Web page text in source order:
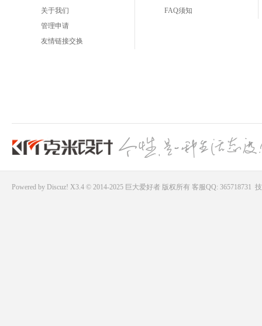
关于我们
管理申请
友情链接交换
FAQ须知
Powered by Discuz! X3.4 © 2014-2025 巨大爱好者版权所有 客服QQ: 365718731